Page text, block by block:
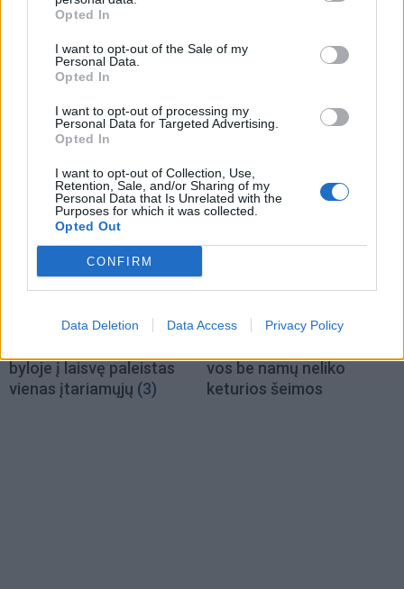
Opted In
I want to opt-out of the Sale of my
Personal Data.
Opted In
I want to opt-out of processing my
Personal Data for Targeted Advertising.
Opted In
I want to opt-out of Collection, Use,
Retention, Sale, and/or Sharing of my
Personal Data that Is Unrelated with the
Purposes for which it was collected.
Opted Out
CONFIRM
Data Deletion Data Access Privacy Policy
Kriminalai
Niekšui panižo rankos:
sumušė sugyventinę, o
vėliau ir jos nepilnametę
(2)
Traukia it bites prie
medaus: kurorte vėl
automatus
Kriminalai
byloje į laisvę paleistas
vienas įtariamųjų (3)
Kriminalai
vos be namų neliko
keturios šeimos